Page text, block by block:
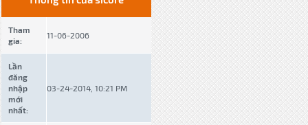
Tham
gia:
11-06-2006
Lần
đăng
nhập
mới
nhất:
03-24-2014, 10:21 PM